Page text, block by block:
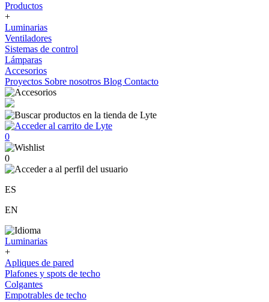
Productos
+
Luminarias
Ventiladores
Sistemas de control
Lámparas
Accesorios
Proyectos Sobre nosotros Blog Contacto
0
0
ES
EN
Luminarias
+
Apliques de pared
Plafones y spots de techo
Colgantes
Empotrables de techo